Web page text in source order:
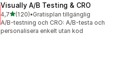
Visually A/B Testing & CRO
4,7av 5 stjärnor
(120)
120 recensioner totalt
•Gratisplan tillgänglig
A/B-testning och CRO: A/B-testa och
personalisera enkelt utan kod